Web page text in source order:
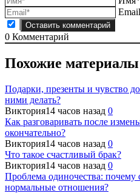
0 Комментарий
Похожие материалы
Подарки, презенты и чувство
ними делать?
Виктория14 часов назад 0
Как разговаривать после
окончательно?
Виктория14 часов назад 0
Что такое счастливый брак?
Виктория14 часов назад 0
Проблема одиночества: почему
нормальные отношения?